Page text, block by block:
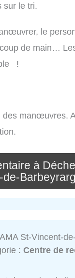
sur le tri.
le
de main…
!
manœuvres.
à
de-
St-Vincent-
:Centre de